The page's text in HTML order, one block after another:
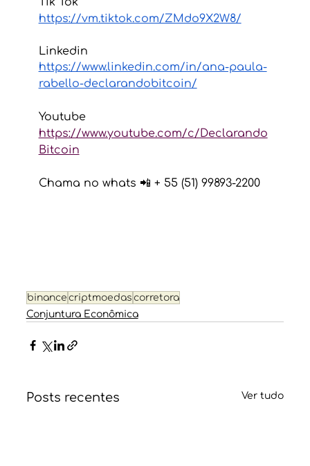
https://vm.tiktok.com/ZMdo9X2W8/
Linkedin
https://www.linkedin.com/in/ana-paula-
rabello-declarandobitcoin/
Youtube
https://www.youtube.com/c/Declarando
Bitcoin
Chama no whats 📲 + 55 (51) 99893-2200
binance criptmoedas corretora
Conjuntura Econômica
Posts recentes Ver tudo